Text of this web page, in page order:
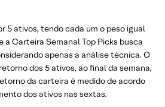
5 ativos, tendo cada um o peso igual
a Carteira Semanal Top Picks busca
apenas a análise técnica. O
dos 5 ativos, ao final da semana,
da carteira é medido de acordo
dos ativos nas sextas.